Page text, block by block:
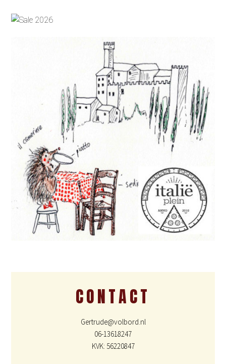
CONTACT
Gertrude@volbord.nl
06-13618247
KVK: 56220847